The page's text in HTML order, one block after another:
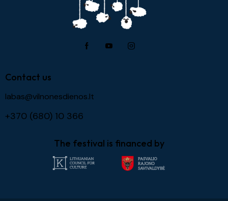
Contact us
labas@vilnonesdienos.lt
+370 (680) 10 366
The festival is financed by